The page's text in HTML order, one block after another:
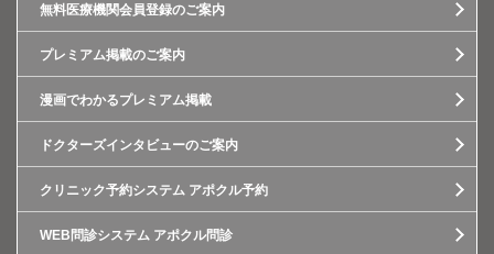
無料医療機関会員登録のご案内
プレミアム掲載のご案内
漫画でわかるプレミアム掲載
ドクターズインタビューのご案内
クリニック予約システム アポクル予約
WEB問診システム アポクル問診